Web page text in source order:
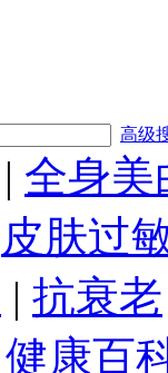
高级
| 全身美
皮肤过
| 抗衰老
健康百